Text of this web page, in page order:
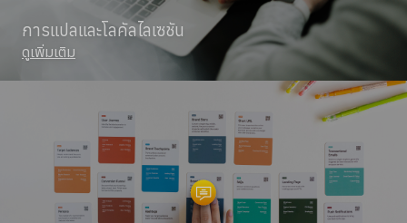
การแปลและโลคัลไลเซชัน
ดูเพิ่มเติม